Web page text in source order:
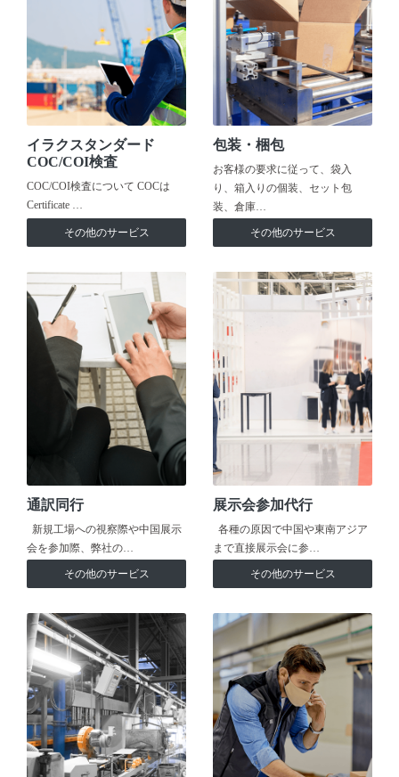
イラクスタンダード
COC/COI検査
COC/COI検査について COCは
Certificate …
その他のサービス
包装・梱包
お客様の要求に従って、袋入
り、箱入りの個装、セット包
装、倉庫…
その他のサービス
通訳同行
新規工場への視察際や中国展示
会を参加際、弊社の…
その他のサービス
展示会参加代行
各種の原因で中国や東南アジア
まで直接展示会に参…
その他のサービス